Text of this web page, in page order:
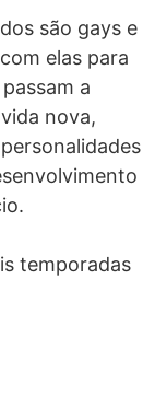
são gays e
elas para
a
nova,
temporadas